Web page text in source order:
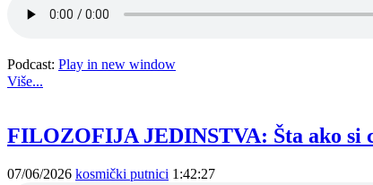
Podcast: Play in new window
Više...
FILOZOFIJA JEDINSTVA: Šta ako si
07/06/2026 kosmički putnici 1:42:27